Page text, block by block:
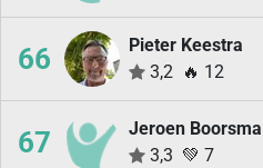
66
Pieter Keestra
3,2 🔥 12
67
Jeroen Boorsma
3,3 💚 7